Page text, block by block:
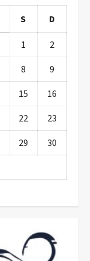
S D
1 2
8 9
15 16
22 23
29 30